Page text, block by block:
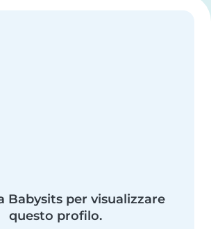
Babysits per visualizzare
questo profilo.